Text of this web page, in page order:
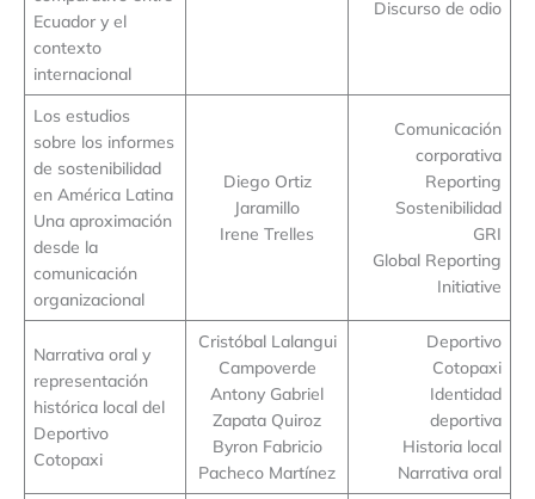
Ecuador y el
contexto
internacional
Discurso de odio
Los estudios
sobre los informes
de sostenibilidad
en América Latina
Una aproximación
desde la
comunicación
organizacional
Diego Ortiz
Jaramillo
Irene Trelles
Comunicación
corporativa
Reporting
Sostenibilidad
GRI
Global Reporting
Initiative
Narrativa oral y
representación
histórica local del
Deportivo
Cotopaxi
Cristóbal Lalangui
Campoverde
Antony Gabriel
Zapata Quiroz
Byron Fabricio
Pacheco Martínez
Deportivo
Cotopaxi
Identidad
deportiva
Historia local
Narrativa oral